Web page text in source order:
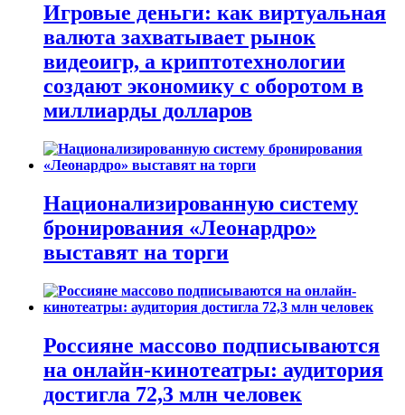
Игровые деньги: как виртуальная
валюта захватывает рынок
видеоигр, а криптотехнологии
создают экономику с оборотом в
миллиарды долларов
Национализированную систему
бронирования «Леонардро»
выставят на торги
Россияне массово подписываются
на онлайн-кинотеатры: аудитория
достигла 72,3 млн человек